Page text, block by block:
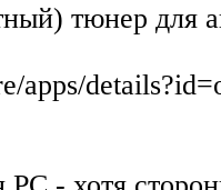
тюнер для
apps/